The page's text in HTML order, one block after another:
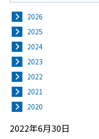
2026
2025
2024
2023
2022
2021
2020
2022年6月30日